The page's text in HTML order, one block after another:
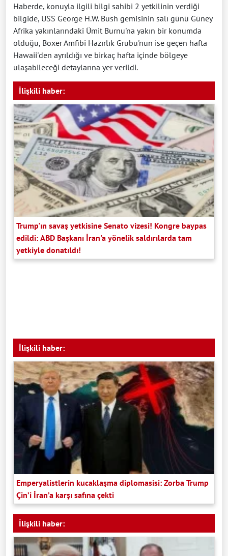
Haberde, konuyla ilgili bilgi sahibi 2 yetkilinin verdiği
bilgide, USS George H.W. Bush gemisinin salı günü Güney
Afrika yakınlarındaki Ümit Burnu'na yakın bir konumda
olduğu, Boxer Amfibi Hazırlık Grubu'nun ise geçen hafta
Hawaii'den ayrıldığı ve birkaç hafta içinde bölgeye
ulaşabileceği detaylarına yer verildi.
İlişkili haber:
Trump'ın savaş yetkisine Senato vizesi! Kongre baypas
edildi: ABD Başkanı İran'a yönelik saldırılarda tam
yetkiyle donatıldı!
İlişkili haber:
Emperyalistlerin kucaklaşma diplomasisi: Zorba Trump
Çin’i İran’a karşı safına çekti
İlişkili haber: